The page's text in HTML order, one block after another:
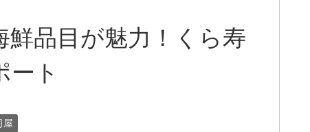
鮮品目が魅力！くら寿
ート
屋